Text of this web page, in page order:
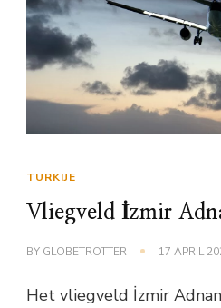
TURKIJE
Vliegveld İzmir
BY GLOBETROTTER 17 APRIL
Het vliegveld İzmir